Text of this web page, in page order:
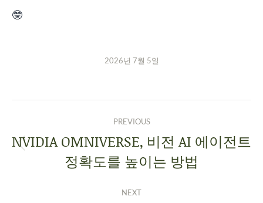
🤓
2026년 7월 5일
PREVIOUS
NVIDIA OMNIVERSE, 비전 AI 에이전트
정확도를 높이는 방법
NEXT